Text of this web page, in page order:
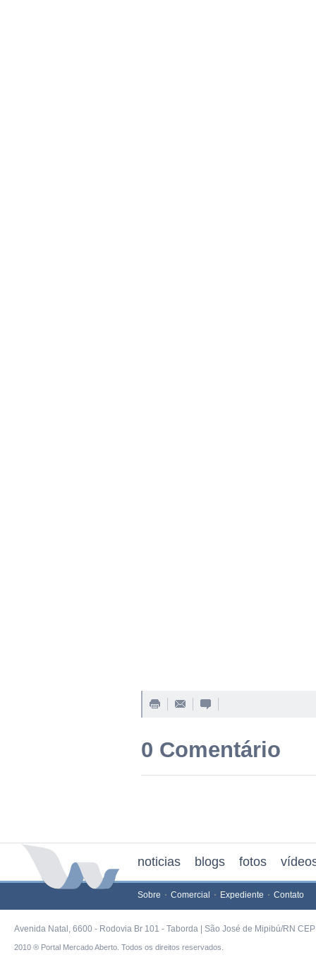
0 Comentário
noticias blogs fotos
Sobre Comercial Expediente Contato
Avenida Natal, 6600 - Rodovia Br 101 - Taborda | São José de Mipibú/RN
2010 ® Portal Mercado Aberto. Todos os direitos reservados.